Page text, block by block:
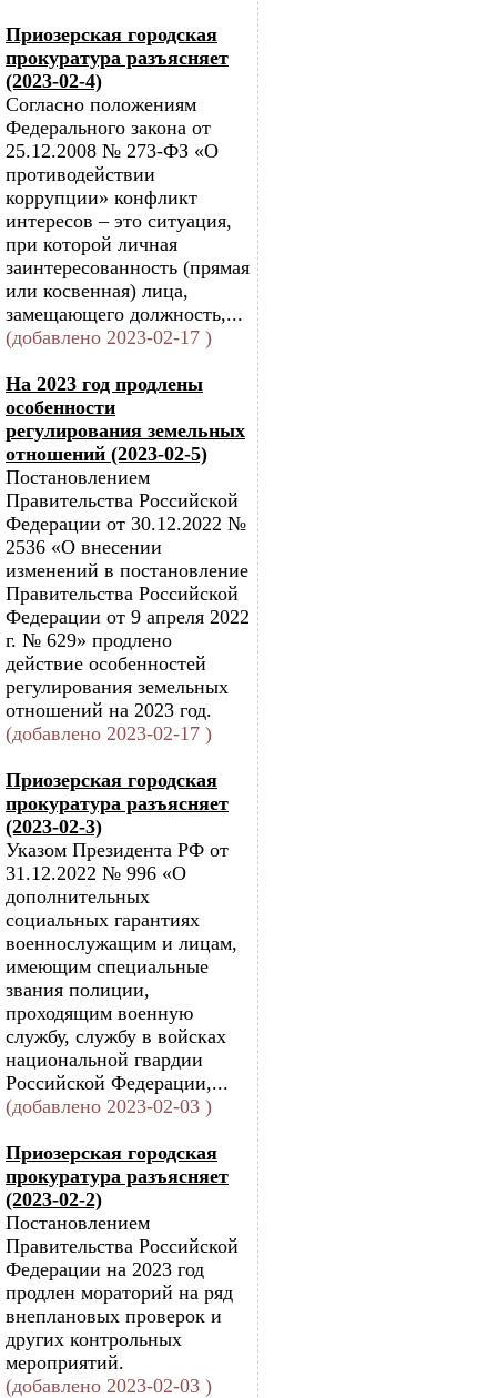
Приозерская городская
прокуратура разъясняет
(2023-02-4)
Согласно положениям
Федерального закона от
25.12.2008 № 273-ФЗ «О
противодействии
коррупции» конфликт
интересов – это ситуация,
при которой личная
заинтересованность (прямая
или косвенная) лица,
замещающего должность,...
(добавлено 2023-02-17 )
На 2023 год продлены
особенности
регулирования земельных
отношений (2023-02-5)
Постановлением
Правительства Российской
Федерации от 30.12.2022 №
2536 «О внесении
изменений в постановление
Правительства Российской
Федерации от 9 апреля 2022
г. № 629» продлено
действие особенностей
регулирования земельных
отношений на 2023 год.
(добавлено 2023-02-17 )
Приозерская городская
прокуратура разъясняет
(2023-02-3)
Указом Президента РФ от
31.12.2022 № 996 «О
дополнительных
социальных гарантиях
военнослужащим и лицам,
имеющим специальные
звания полиции,
проходящим военную
службу, службу в войсках
национальной гвардии
Российской Федерации,...
(добавлено 2023-02-03 )
Приозерская городская
прокуратура разъясняет
(2023-02-2)
Постановлением
Правительства Российской
Федерации на 2023 год
продлен мораторий на ряд
внеплановых проверок и
других контрольных
мероприятий.
(добавлено 2023-02-03 )